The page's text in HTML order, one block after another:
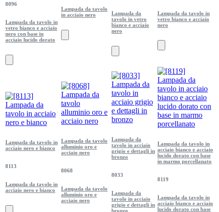
8096
Lampada da tavolo in
vetro bianco e acciaio
nero con base in
acciaio lucido dorato
Lampada da tavolo
in acciaio nero
Lampada da
tavolo in vetro
bianco e acciaio
nero
Lampada da tavolo in
vetro bianco e acciaio
nero
Lampada da tavolo in
acciaio nero e bianco
8113
Lampada da tavolo in
acciaio nero e bianco
Lampada da tavolo
alluminio oro e
acciaio nero
8068
Lampada da tavolo
alluminio oro e
acciaio nero
Lampada da
tavolo in acciaio
grigio e dettagli in
bronzo
8033
Lampada da
tavolo in acciaio
grigio e dettagli in
bronzo
Lampada da tavolo in
acciaio bianco e acciaio
lucido dorato con base
in marmo porcellanato
8119
Lampada da tavolo in
acciaio bianco e acciaio
lucido dorato con base